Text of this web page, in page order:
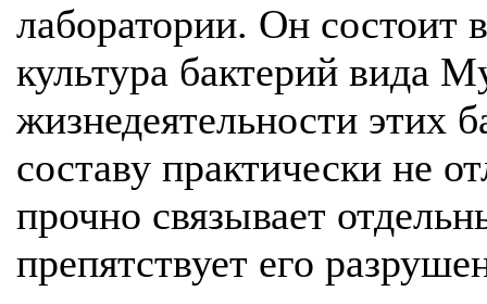
лаборатории. Он состоит
культура бактерий вида
жизнедеятельности этих
составу практически не
прочно связывает
препятствует его